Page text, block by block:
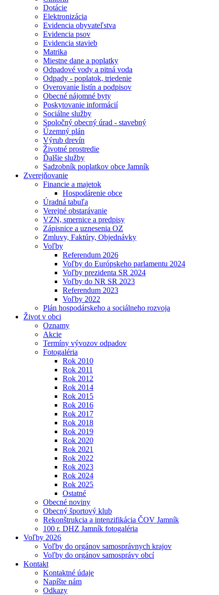
Dotácie
Elektronizácia
Evidencia obyvateľstva
Evidencia psov
Evidencia stavieb
Matrika
Miestne dane a poplatky
Odpadové vody a pitná voda
Odpady - poplatok, triedenie
Overovanie listín a podpisov
Obecné nájomné byty
Poskytovanie informácií
Sociálne služby
Spoločný obecný úrad - stavebný
Územný plán
Výrub drevín
Životné prostredie
Ďalšie služby
Sadzobník poplatkov obce Jamník
Zverejňovanie
Financie a majetok
Hospodárenie obce
Úradná tabuľa
Verejné obstarávanie
VZN, smernice a predpisy
Zápisnice a uznesenia OZ
Zmluvy, Faktúry, Objednávky
Voľby
Referendum 2026
Voľby do Európskeho parlamentu 2024
Voľby prezidenta SR 2024
Voľby do NR SR 2023
Referendum 2023
Voľby 2022
Plán hospodárskeho a sociálneho rozvoja
Život v obci
Oznamy
Akcie
Termíny vývozov odpadov
Fotogaléria
Rok 2010
Rok 2011
Rok 2012
Rok 2014
Rok 2015
Rok 2016
Rok 2017
Rok 2018
Rok 2019
Rok 2020
Rok 2021
Rok 2022
Rok 2023
Rok 2024
Rok 2025
Ostatné
Obecné noviny
Obecný športový klub
Rekonštrukcia a intenzifikácia ČOV Jamník
100 r. DHZ Jamník fotogaléria
Voľby 2026
Voľby do orgánov samosprávnych krajov
Voľby do orgánov samosprávy obcí
Kontakt
Kontaktné údaje
Napíšte nám
Odkazy